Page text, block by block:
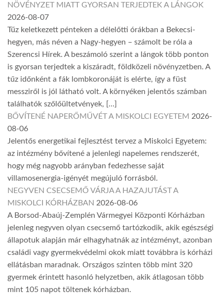
NÖVÉNYZET MIATT GYORSAN TERJEDTEK A LÁNGOK
2026-08-07
Tűz keletkezett pénteken a délelőtti órákban a Bekecsi-
hegyen, más néven a Nagy-hegyen – számolt be róla a
Szerencsi Hírek. A beszámoló szerint a lángok több ponton
is gyorsan terjedtek a kiszáradt, földközeli növényzetben. A
tűz időnként a fák lombkoronáját is elérte, így a füst
messziről is jól látható volt. A környéken jelentős számban
találhatók szőlőültetvények, […]
BŐVÍTENÉ NAPERŐMŰVÉT A MISKOLCI EGYETEM 2026-
08-06
Jelentős energetikai fejlesztést tervez a Miskolci Egyetem:
az intézmény bővítené a jelenlegi napelemes rendszerét,
hogy még nagyobb arányban fedezhesse saját
villamosenergia-igényét megújuló forrásból.
NEGYVEN CSECSEMŐ VÁRJA A HAZAJUTÁST A
MISKOLCI KÓRHÁZBAN 2026-08-06
A Borsod-Abaúj-Zemplén Vármegyei Központi Kórházban
jelenleg negyven olyan csecsemő tartózkodik, akik egészségi
állapotuk alapján már elhagyhatnák az intézményt, azonban
családi vagy gyermekvédelmi okok miatt továbbra is kórházi
ellátásban maradnak. Országos szinten több mint 320
gyermek érintett hasonló helyzetben, akik átlagosan több
mint 105 napot töltenek kórházban.